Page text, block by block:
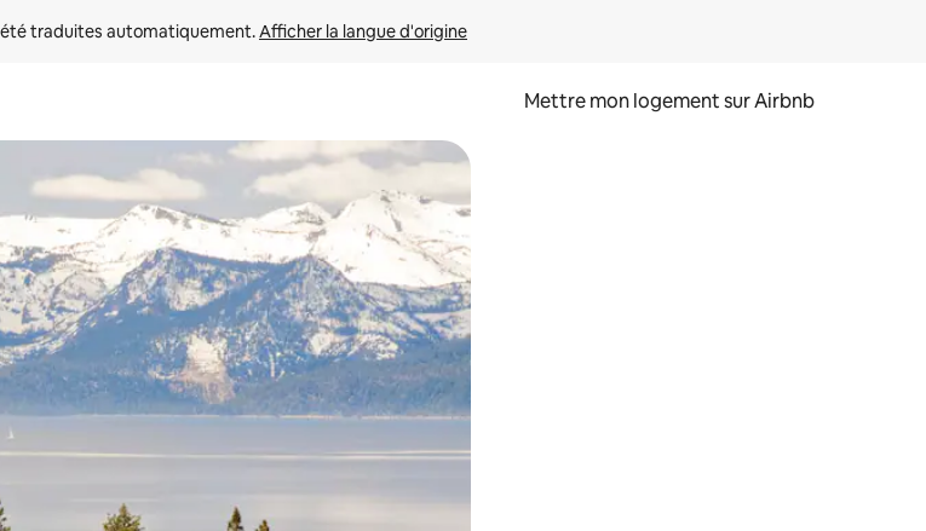
traduites automatiquement. Afficher la langue d'origine
Mettre mon logement sur Airbnb
bas pour les parcourir ou en appuyant et en faisant glisser.